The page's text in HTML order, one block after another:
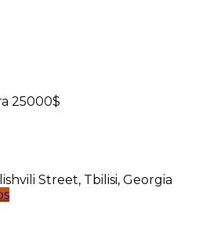
25000$
Street, Tbilisi, Georgia